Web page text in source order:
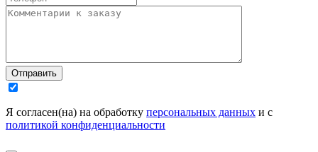
Отправить
Я согласен(на) на обработку персональных данных и с
политикой конфиденциальности